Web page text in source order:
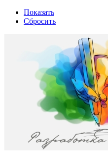
Показать
Сбросить